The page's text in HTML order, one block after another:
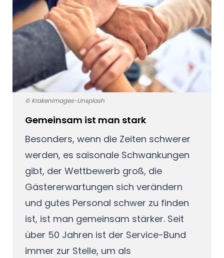
© Krakenimages-Unsplash
Gemeinsam ist man stark
Besonders, wenn die Zeiten schwerer
werden, es saisonale Schwankungen
gibt, der Wettbewerb groß, die
Gästererwartungen sich verändern
und gutes Personal schwer zu finden
ist, ist man gemeinsam stärker. Seit
über 50 Jahren ist der Service-Bund
immer zur Stelle, um als